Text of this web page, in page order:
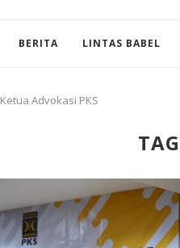
BERITA LINTAS BABEL
Ketua Advokasi PKS